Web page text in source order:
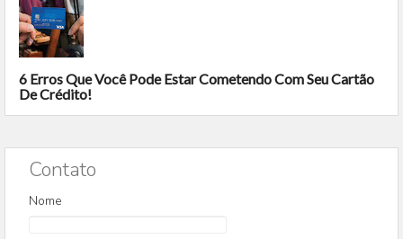
6 Erros Que Você Pode Estar Cometendo Com Seu Cartão
De Crédito!
Contato
Nome